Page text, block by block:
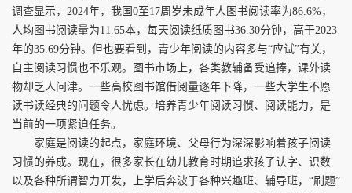
调查显示，2024年，我国0至17周岁未成年人图书阅读率为86.6%，
人均图书阅读量为11.65本，每天阅读纸质图书36.30分钟，高于2023
年的35.69分钟。但也要看到，青少年阅读的内容多与“应试”有关，
自主阅读习惯也不乐观。图书市场上，各类教辅备受追捧，课外读
物却乏人问津。一些高校图书馆借阅量逐年下降，一些大学生不愿
读书读经典的问题令人忧虑。培养青少年阅读习惯、阅读能力，是
当前的一项紧迫任务。
家庭是阅读的起点，家庭环境、父母行为深深影响着孩子阅读
习惯的养成。现在，很多家长在幼儿教育时期追求孩子认字、识数
以及各种所谓智力开发，上学后奔波于各种兴趣班、辅导班，“刷题”